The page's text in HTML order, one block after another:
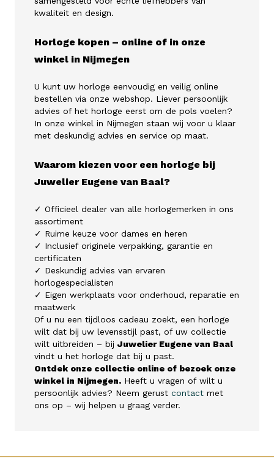
kwaliteit en design.
Horloge kopen – online of in onze
winkel in Nijmegen
U kunt uw horloge eenvoudig en veilig online
bestellen via onze webshop. Liever persoonlijk
advies of het horloge eerst om de pols voelen?
In onze winkel in Nijmegen staan wij voor u klaar
met deskundig advies en service op maat.
Waarom kiezen voor een horloge bij
Juwelier Eugene van Baal?
✓ Officieel dealer van alle horlogemerken in ons
assortiment
✓ Ruime keuze voor dames en heren
✓ Inclusief originele verpakking, garantie en
certificaten
✓ Deskundig advies van ervaren
horlogespecialisten
✓ Eigen werkplaats voor onderhoud, reparatie en
maatwerk
Of u nu een tijdloos cadeau zoekt, een horloge
wilt dat bij uw levensstijl past, of uw collectie
wilt uitbreiden – bij Juwelier Eugene van Baal
vindt u het horloge dat bij u past.
Ontdek onze collectie online of bezoek onze
winkel in Nijmegen. Heeft u vragen of wilt u
persoonlijk advies? Neem gerust contact met
ons op – wij helpen u graag verder.